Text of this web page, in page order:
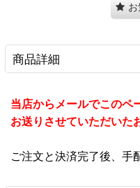
商品詳細
当店からメールでこのペ
お送りさせていただいた
ご注文と決済完了後、手